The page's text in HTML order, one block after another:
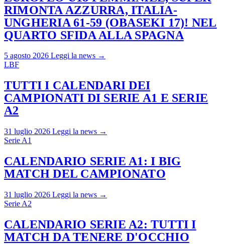
RIMONTA AZZURRA, ITALIA-
UNGHERIA 61-59 (OBASEKI 17)! NEL
QUARTO SFIDA ALLA SPAGNA
5 agosto 2026 Leggi la news →
LBF
TUTTI I CALENDARI DEI
CAMPIONATI DI SERIE A1 E SERIE
A2
31 luglio 2026 Leggi la news →
Serie A1
CALENDARIO SERIE A1: I BIG
MATCH DEL CAMPIONATO
31 luglio 2026 Leggi la news →
Serie A2
CALENDARIO SERIE A2: TUTTI I
MATCH DA TENERE D'OCCHIO